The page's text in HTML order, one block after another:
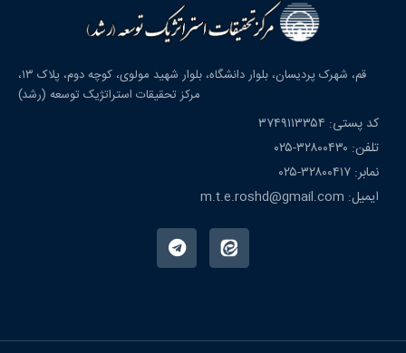
قم، شهرک پردیسان، بلوار دانشگاه، بلوار شهید مولوی، کوچه دوم، پلاک ۱۳،
مرکز تحقیقات استراتژیک توسعه (رشد)
کد پستی: ۳۷۴۹۱۱۳۳۵۴
تلفن: ۳۲۸۰۰۴۳۰-۰۲۵
نمابر: ۳۲۸۰۰۴۱۷-۰۲۵
ایمیل: m.t.e.roshd@gmail.com